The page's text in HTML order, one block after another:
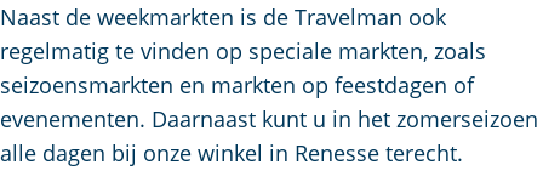
e
h
o
m
e
Naast de weekmarkten is de Travelman ook
regelmatig te vinden op speciale markten, zoals
seizoensmarkten en markten op feestdagen of
evenementen. Daarnaast kunt u in het zomerseizoen
alle dagen bij onze winkel in Renesse terecht.